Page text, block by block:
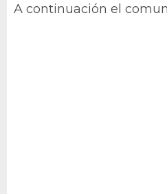
A continuación el